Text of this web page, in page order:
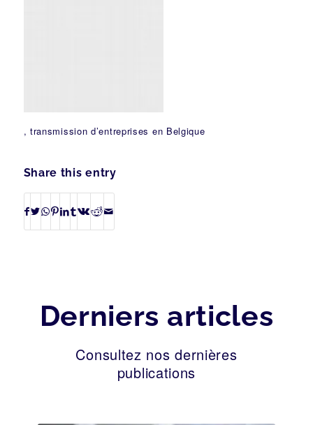
, transmission d’entreprises en Belgique
Share this entry
Derniers articles
Consultez nos dernières
publications